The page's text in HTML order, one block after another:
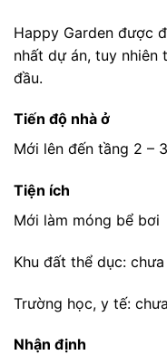
Happy Garden được
nhất dự án, tuy nhiên
đầu.
Tiến độ nhà ở
Mới lên đến tầng 2 – 3
Tiện ích
Mới làm móng bể bơi
Khu đất thể dục:
Trường học, y tế:
Nhận định